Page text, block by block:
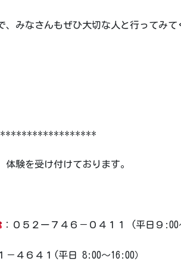
みなさんもぜひ大切な人と行ってみて
験を受け付けております。
：０５２ー７４６－０４１１ (平日９
－４６４１(平日 8:00～16:00）